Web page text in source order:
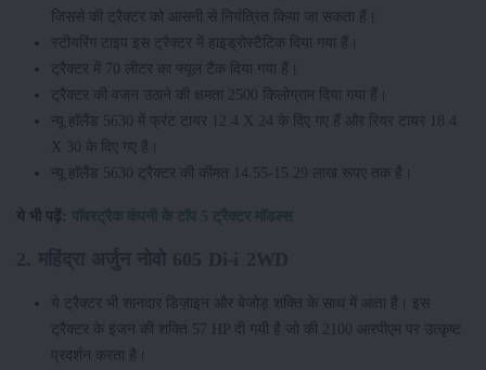
जिससे की ट्रैक्टर को आसनी से नियंत्रित किया जा सकता हैं।
स्टीयरिंग टाइप इस ट्रैक्टर में हाइड्रोस्टैटिक दिया गया हैं।
ट्रैक्टर में 70 लीटर का फ्यूल टैंक दिया गया हैं।
ट्रैक्टर की वजन उठाने की क्षमता 2500 किलोग्राम दिया गया हैं।
न्यू हॉलैंड 5630 में फ्रंट टायर 12.4 X 24 के दिए गए हैं और रियर टायर 18.4
X 30 के दिए गए है।
न्यू हॉलैंड 5630 ट्रैक्टर की कीमत 14.55-15.29 लाख रूपए तक है।
ये भी पढ़ें: पॉवरट्रैक कंपनी के टॉप 5 ट्रैक्टर मॉडल्स
ये ट्रैक्टर भी शानदार डिज़ाइन और बेजोड़ शक्ति के साथ में आता है। इस
ट्रैक्टर के इंजन की शक्ति 57 HP दी गयी है जो की 2100 आरपीएम पर उत्कृष्ट
प्रदर्शन करता है।